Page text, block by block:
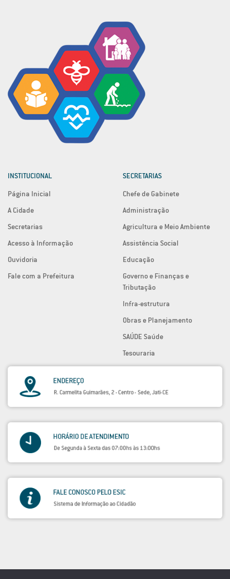
INSTITUCIONAL
Página Inicial
A Cidade
Secretarias
Acesso à Informação
Ouvidoria
Fale com a Prefeitura
SECRETARIAS
Chefe de Gabinete
Administração
Agricultura e Meio Ambiente
Assistência Social
Educação
Governo e Finanças e
Tributação
Infra-estrutura
Obras e Planejamento
SAÚDE Saúde
Tesouraria